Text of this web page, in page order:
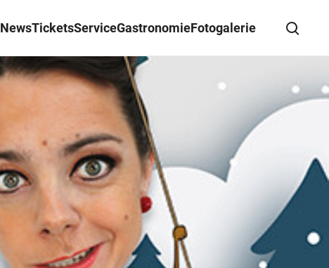
NewsTicketsServiceGastronomieFotogalerie
Suche schließen
Wegbeschreibung erhalten